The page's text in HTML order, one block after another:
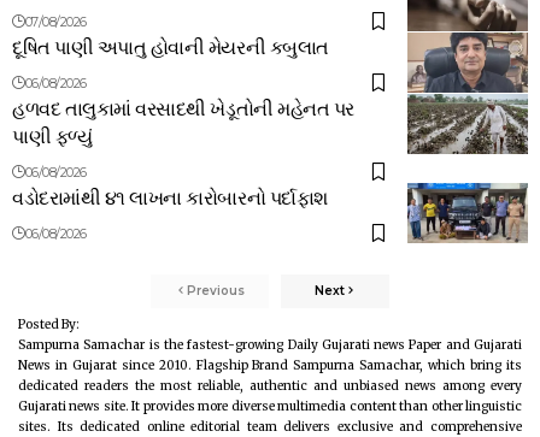
07/08/2026
દૂષિત પાણી અપાતુ હોવાની મેયરની કબુલાત
06/08/2026
હળવદ તાલુકામાં વરસાદથી ખેડૂતોની મહેનત પર
પાણી ફળ્યું
06/08/2026
વડોદરામાંથી ૪૧ લાખના કારોબારનો પર્દાફાશ
06/08/2026
Previous Next
Posted By:
Sampurna Samachar is the fastest-growing Daily Gujarati news Paper and Gujarati
News in Gujarat since 2010. Flagship Brand Sampurna Samachar, which bring its
dedicated readers the most reliable, authentic and unbiased news among every
Gujarati news site. It provides more diverse multimedia content than other linguistic
sites. Its dedicated online editorial team delivers exclusive and comprehensive